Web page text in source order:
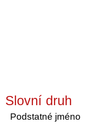
Slovní druh
Podstatné jméno